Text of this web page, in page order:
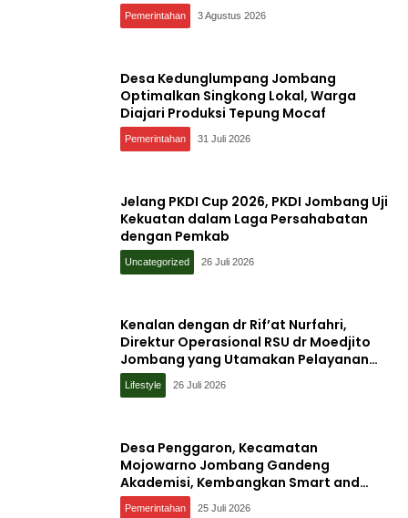
Pemerintahan 3 Agustus 2026
Desa Kedunglumpang Jombang
Optimalkan Singkong Lokal, Warga
Diajari Produksi Tepung Mocaf
Pemerintahan 31 Juli 2026
Jelang PKDI Cup 2026, PKDI Jombang Uji
Kekuatan dalam Laga Persahabatan
dengan Pemkab
Uncategorized 26 Juli 2026
Kenalan dengan dr Rif’at Nurfahri,
Direktur Operasional RSU dr Moedjito
Jombang yang Utamakan Pelayanan
Ilmiah
Lifestyle 26 Juli 2026
Desa Penggaron, Kecamatan
Mojowarno Jombang Gandeng
Akademisi, Kembangkan Smart and
Sustainable Village, Ini Tujuannya
Pemerintahan 25 Juli 2026